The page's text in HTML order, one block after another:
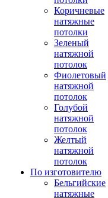
Коричневые
натяжные
потолки
Зеленый
натяжной
потолок
Фиолетовый
натяжной
потолок
Голубой
натяжной
потолок
Желтый
натяжной
потолок
По изготовителю
Бельгийские
натяжные